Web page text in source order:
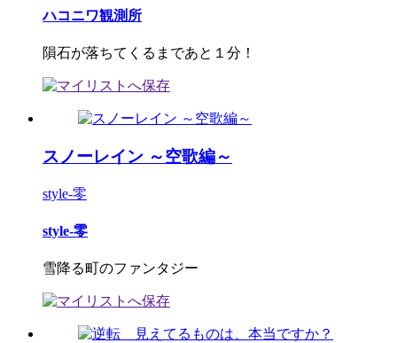
ハコニワ観測所
隕石が落ちてくるまであと１分！
スノーレイン ～空歌編～
style-零
style-零
雪降る町のファンタジー